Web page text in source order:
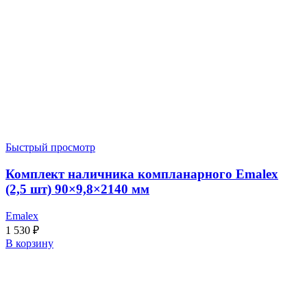
Быстрый просмотр
Комплект наличника компланарного Emalex
(2,5 шт) 90×9,8×2140 мм
Emalex
1 530 ₽
В корзину